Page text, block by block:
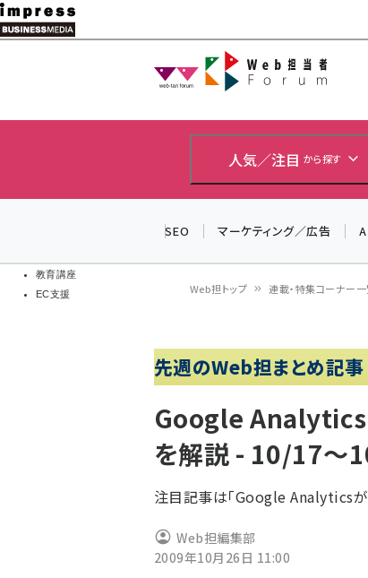
メ
イ
教育講座
EC支援
Web
人気／注目 から探す
SEO マーケティング／広告
ン
く
ず
Web担トップ 連載・特集コーナー
先週のWeb担まとめ記事
Google Analytics
を解説 - 10/17～
注目記事は「Google Analyticsが
Web担編集部
2009年10月26日 11:00